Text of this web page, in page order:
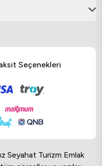
Seçenekleri
Seyahat Turizm Emlak